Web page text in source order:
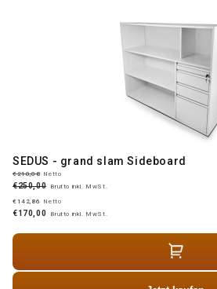
SEDUS - grand slam Sideboard
€210,08 Netto
€250,00 Brutto inkl. MwSt.
€142,86
Netto
€170,00 Brutto inkl. MwSt.